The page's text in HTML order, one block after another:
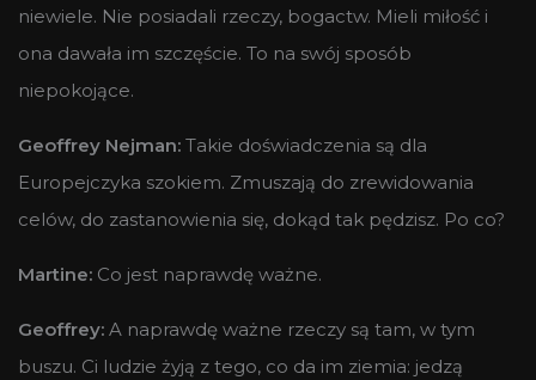
niewiele. Nie posiadali rzeczy, bogactw. Mieli miłość i
ona dawała im szczęście. To na swój sposób
niepokojące.
Geoffrey Nejman: Takie doświadczenia są dla
Europejczyka szokiem. Zmuszają do zrewidowania
celów, do zastanowienia się, dokąd tak pędzisz. Po co?
Martine: Co jest naprawdę ważne.
Geoffrey: A naprawdę ważne rzeczy są tam, w tym
buszu. Ci ludzie żyją z tego, co da im ziemia: jedzą